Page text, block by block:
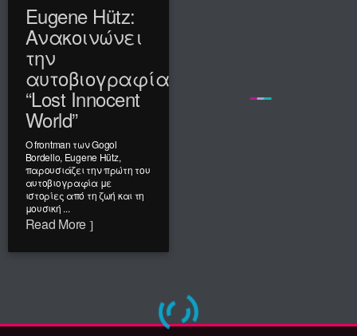
Eugene Hütz:
Ανακοινώνει
την
αυτοβιογραφία
“Lost Innocent
World”
Ο frontman των Gogol
Bordello, Eugene Hütz,
παρουσιάζει την πρώτη του
αυτοβιογραφία με
ιστορίες από τη ζωή και τη
μουσική ...
Read More